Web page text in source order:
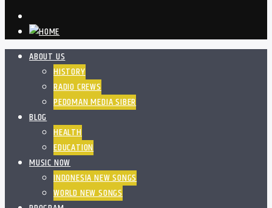
ABOUT US
HISTORY
RADIO CREWS
PEDOMAN MEDIA SIBER
BLOG
HEALTH
EDUCATION
MUSIC NOW
INDONESIA NEW SONGS
WORLD NEW SONGS